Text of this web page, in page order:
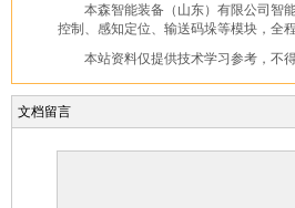
本森智能装备（山东）有限公司智
控制、感知定位、输送码垛等模块，全
本站资料仅提供技术学习参考，不
文档留言